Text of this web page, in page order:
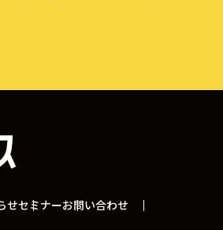
せセミナーお問い合わせ